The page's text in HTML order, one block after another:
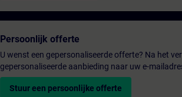
Persoonlijk offerte
U wenst een gepersonaliseerde offerte? Na het
gepersonaliseerde aanbieding naar uw e-
Stuur een persoonlijke offerte